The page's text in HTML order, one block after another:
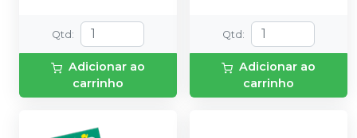
Qtd :
Adicionar ao
carrinho
Qtd :
Adicionar ao
carrinho